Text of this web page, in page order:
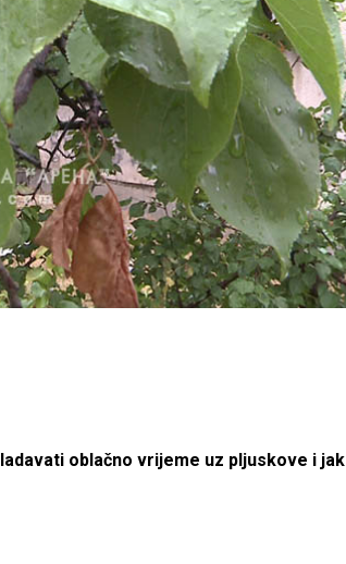
oblačno vrijeme uz pljuskove i jak